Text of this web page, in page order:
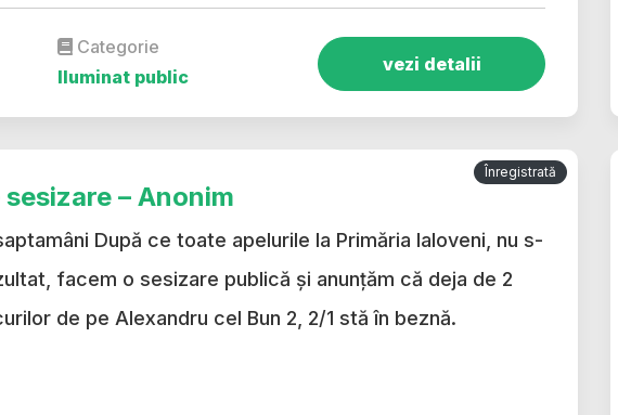
Categorie
Iluminat public
vezi detalii
Înregistrată
– Anonim
După ce toate apelurile la Primăria Ialoveni, nu s-
facem o sesizare publică și anunțăm că deja de 2
de pe Alexandru cel Bun 2, 2/1 stă în beznă.